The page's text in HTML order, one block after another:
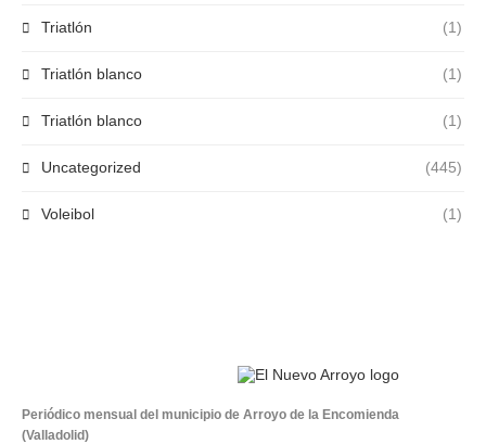
Triatlón (1)
Triatlón blanco (1)
Triatlón blanco (1)
Uncategorized (445)
Voleibol (1)
Periódico mensual del municipio de Arroyo de la Encomienda
(Valladolid)